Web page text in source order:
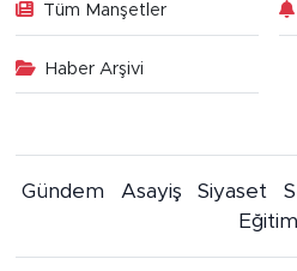
Tüm Manşetler
Haber Arşivi
Gündem Asayiş Siyaset
Eğitim